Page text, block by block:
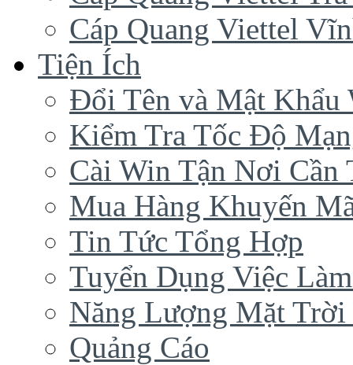
Cáp Quang Viettel
Tiện Ích
Đổi Tên và Mật Khẩu
Kiểm Tra Tốc Độ
Cài Win Tận Nơi Cần
Mua Hàng Khuyến
Tin Tức Tổng Hợp
Tuyển Dụng Việc
Năng Lượng Mặt
Quảng Cáo